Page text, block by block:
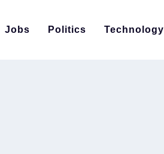
Jobs Politics Technology